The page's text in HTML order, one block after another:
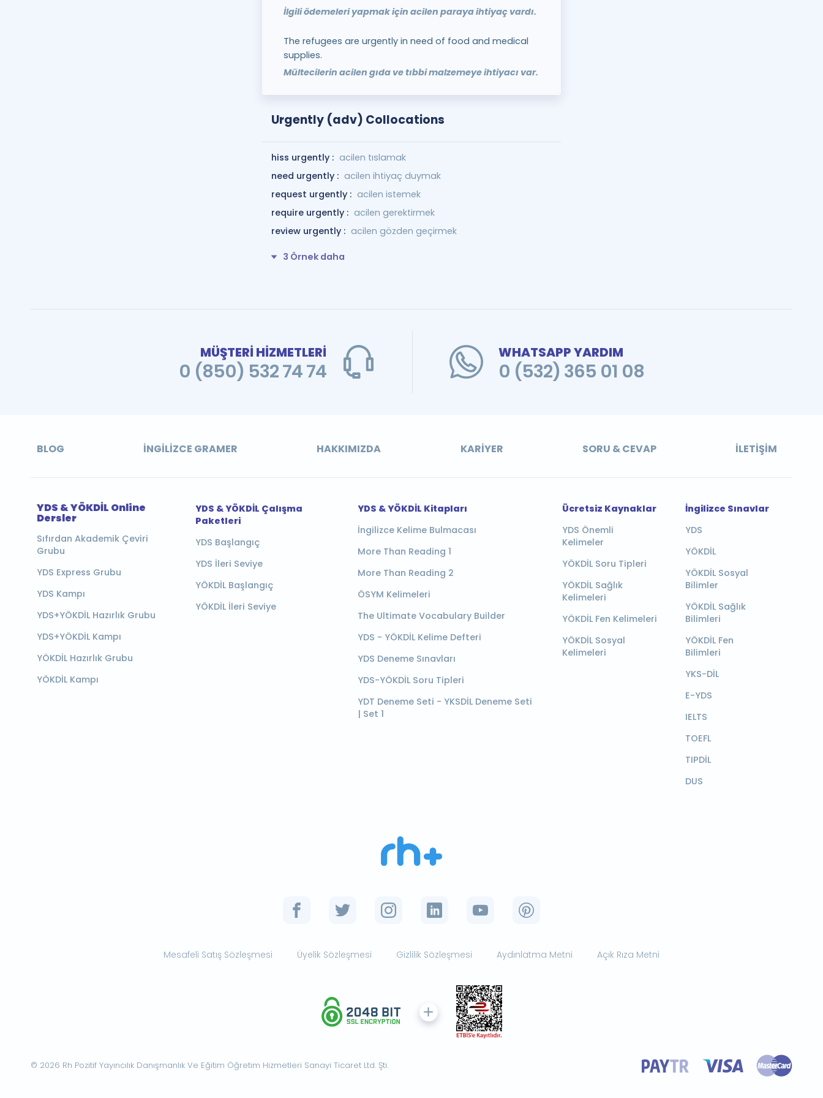
İlgili ödemeleri yapmak için acilen paraya ihtiyaç vardı.
The refugees are urgently in need of food and medical
supplies.
Mültecilerin acilen gıda ve tıbbi malzemeye ihtiyacı var.
Urgently (adv) Collocations
hiss urgently : acilen tıslamak
need urgently : acilen ihtiyaç duymak
request urgently : acilen istemek
require urgently : acilen gerektirmek
review urgently : acilen gözden geçirmek
3 Örnek daha
MÜŞTERİ HİZMETLERİ
0 (850) 532 74 74
WHATSAPP YARDIM
0 (532) 365 01 08
BLOG İNGILIZCE GRAMER HAKKIMIZDA KARIYER SORU & CEVAP İLETIŞIM
YDS & YÖKDİL Online
Dersler
Sıfırdan Akademik Çeviri
Grubu
YDS Express Grubu
YDS Kampı
YDS+YÖKDİL Hazırlık Grubu
YDS+YÖKDİL Kampı
YÖKDİL Hazırlık Grubu
YÖKDİL Kampı
YDS & YÖKDİL Çalışma
Paketleri
YDS Başlangıç
YDS İleri Seviye
YÖKDİL Başlangıç
YÖKDİL İleri Seviye
YDS & YÖKDİL Kitapları
İngilizce Kelime Bulmacası
More Than Reading 1
More Than Reading 2
ÖSYM Kelimeleri
The Ultimate Vocabulary Builder
YDS - YÖKDİL Kelime Defteri
YDS Deneme Sınavları
YDS-YÖKDİL Soru Tipleri
YDT Deneme Seti - YKSDİL Deneme Seti
| Set 1
Ücretsiz Kaynaklar
YDS Önemli
Kelimeler
YÖKDİL Soru Tipleri
YÖKDİL Sağlık
Kelimeleri
YÖKDİL Fen Kelimeleri
YÖKDİL Sosyal
Kelimeleri
İngilizce Sınavlar
YDS
YÖKDİL
YÖKDİL Sosyal
Bilimler
YÖKDİL Sağlık
Bilimleri
YÖKDİL Fen
Bilimleri
YKS-DİL
E-YDS
IELTS
TOEFL
TIPDİL
DUS
Mesafeli Satış Sözleşmesi Üyelik Sözleşmesi Gizlilik Sözleşmesi Aydınlatma Metni Açık Rıza Metni
© 2026 Rh Pozitif Yayıncılık Danışmanlık Ve Eğitim Öğretim Hizmetleri Sanayi Ticaret Ltd. Şti.